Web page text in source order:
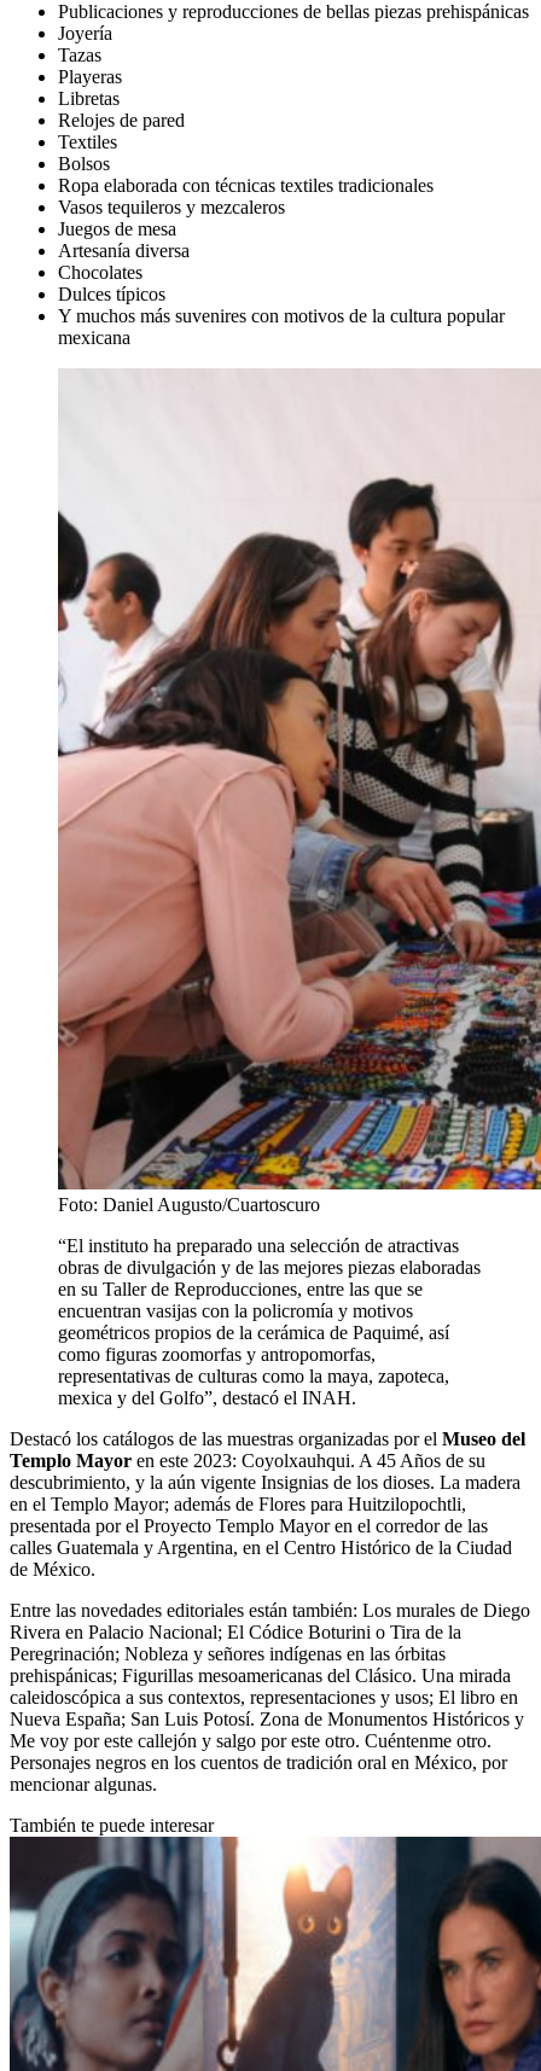
Publicaciones y reproducciones de bellas piezas prehispánicas
Joyería
Tazas
Playeras
Libretas
Relojes de pared
Textiles
Bolsos
Ropa elaborada con técnicas textiles tradicionales
Vasos tequileros y mezcaleros
Juegos de mesa
Artesanía diversa
Chocolates
Dulces típicos
Y muchos más suvenires con motivos de la cultura popular
mexicana
Foto: Daniel Augusto/Cuartoscuro
“El instituto ha preparado una selección de atractivas
obras de divulgación y de las mejores piezas elaboradas
en su Taller de Reproducciones, entre las que se
encuentran vasijas con la policromía y motivos
geométricos propios de la cerámica de Paquimé, así
como figuras zoomorfas y antropomorfas,
representativas de culturas como la maya, zapoteca,
mexica y del Golfo”, destacó el INAH.
Destacó los catálogos de las muestras organizadas por el Museo del
Templo Mayor en este 2023: Coyolxauhqui. A 45 Años de su
descubrimiento, y la aún vigente Insignias de los dioses. La madera
en el Templo Mayor; además de Flores para Huitzilopochtli,
presentada por el Proyecto Templo Mayor en el corredor de las
calles Guatemala y Argentina, en el Centro Histórico de la Ciudad
de México.
Entre las novedades editoriales están también: Los murales de Diego
Rivera en Palacio Nacional; El Códice Boturini o Tira de la
Peregrinación; Nobleza y señores indígenas en las órbitas
prehispánicas; Figurillas mesoamericanas del Clásico. Una mirada
caleidoscópica a sus contextos, representaciones y usos; El libro en
Nueva España; San Luis Potosí. Zona de Monumentos Históricos y
Me voy por este callejón y salgo por este otro. Cuéntenme otro.
Personajes negros en los cuentos de tradición oral en México, por
mencionar algunas.
También te puede interesar